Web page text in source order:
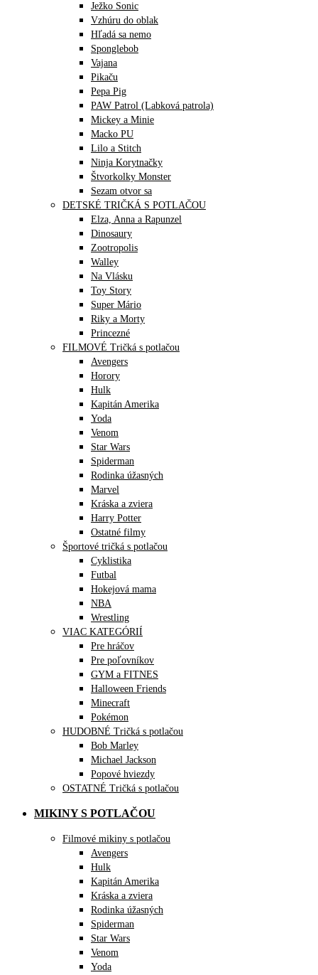
Ježko Sonic
Vzhúru do oblak
Hľadá sa nemo
Sponglebob
Vajana
Pikaču
Pepa Pig
PAW Patrol (Labková patrola)
Mickey a Minie
Macko PU
Lilo a Stitch
Ninja Korytnačky
Štvorkolky Monster
Sezam otvor sa
DETSKÉ TRIČKÁ S POTLAČOU
Elza, Anna a Rapunzel
Dinosaury
Zootropolis
Walley
Na Vlásku
Toy Story
Super Mário
Riky a Morty
Princezné
FILMOVÉ Tričká s potlačou
Avengers
Horory
Hulk
Kapitán Amerika
Yoda
Venom
Star Wars
Spiderman
Rodinka úžasných
Marvel
Kráska a zviera
Harry Potter
Ostatné filmy
Športové tričká s potlačou
Cyklistika
Futbal
Hokejová mama
NBA
Wrestling
VIAC KATEGÓRIÍ
Pre hráčov
Pre poľovníkov
GYM a FITNES
Halloween Friends
Minecraft
Pokémon
HUDOBNÉ Tričká s potlačou
Bob Marley
Michael Jackson
Popové hviezdy
OSTATNÉ Tričká s potlačou
MIKINY S POTLAČOU
Filmové mikiny s potlačou
Avengers
Hulk
Kapitán Amerika
Kráska a zviera
Rodinka úžasných
Spiderman
Star Wars
Venom
Yoda